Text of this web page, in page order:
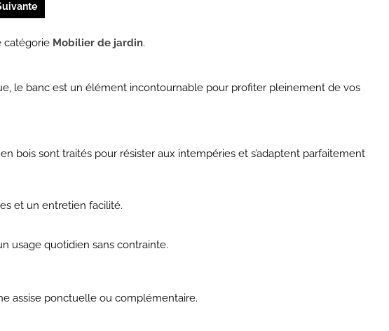
catégorie Mobilier de jardin.
le banc est un élément incontournable pour profiter pleinement de vos
bois sont traités pour résister aux intempéries et s’adaptent parfaitement
et un entretien facilité.
usage quotidien sans contrainte.
assise ponctuelle ou complémentaire.